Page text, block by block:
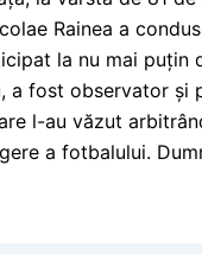
Rainea a
la nu mai puțin
fost observator și
l-au văzut
a fotbalului.